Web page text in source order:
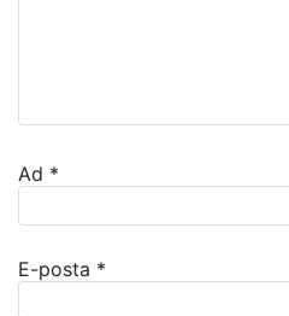
Ad *
E-posta *